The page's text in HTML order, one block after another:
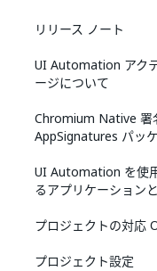
リリース ノート
UI Automation アク
ージについて
Chromium Native 署
AppSignatures パッ
UI Automation を使
るアプリケーション
プロジェクトの対応
プロジェクト設定